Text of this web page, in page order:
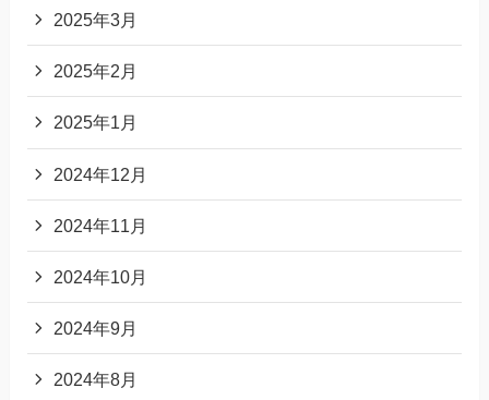
2025年3月
2025年2月
2025年1月
2024年12月
2024年11月
2024年10月
2024年9月
2024年8月